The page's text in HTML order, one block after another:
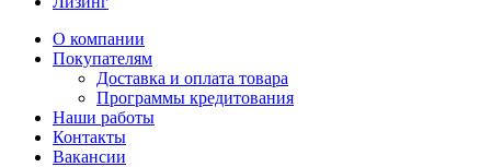
О компании
Покупателям
Доставка и оплата товара
Программы кредитования
Наши работы
Контакты
Вакансии